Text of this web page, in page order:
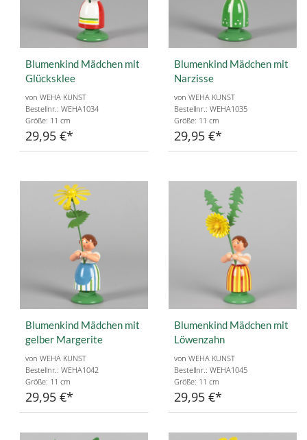
Blumenkind Mädchen mit
Glücksklee
von WEHA KUNST
Bestellnr.: WEHA1034
Größe: 11 cm
29,95 €
Blumenkind Mädchen mit
Narzisse
von WEHA KUNST
Bestellnr.: WEHA1035
Größe: 11 cm
29,95 €
Blumenkind Mädchen mit
gelber Margerite
von WEHA KUNST
Bestellnr.: WEHA1042
Größe: 11 cm
29,95 €
Blumenkind Mädchen mit
Löwenzahn
von WEHA KUNST
Bestellnr.: WEHA1045
Größe: 11 cm
29,95 €